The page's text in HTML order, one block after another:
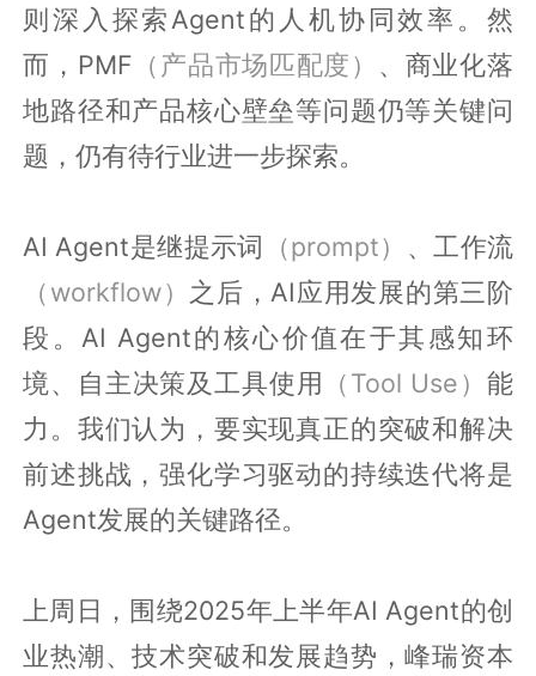
则深入探索Agent的人机协同效率。然
而，PMF （产品市场匹配度） 、商业化落
地路径和产品核心壁垒等问题仍等关键问
题，仍有待行业进一步探索。
AI Agent是继提示词 （prompt） 、工作流
（workflow） 之后，AI应用发展的第三阶
段。AI Agent的核心价值在于其感知环
境、自主决策及工具使用 （Tool Use） 能
力。我们认为，要实现真正的突破和解决
前述挑战，强化学习驱动的持续迭代将是
Agent发展的关键路径。
上周日，围绕2025年上半年AI Agent的创
业热潮、技术突破和发展趋势，峰瑞资本